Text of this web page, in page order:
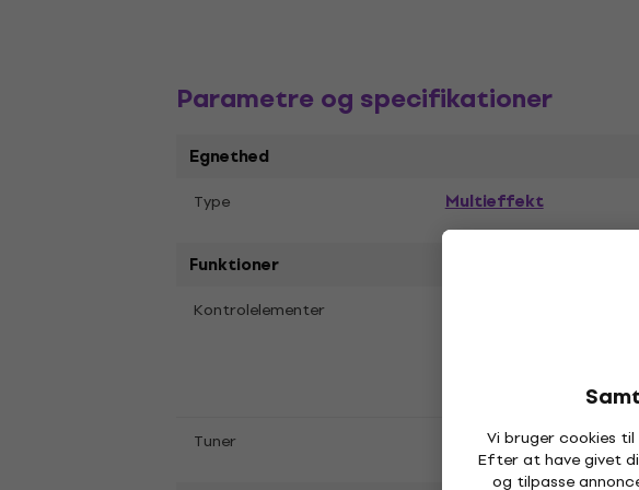
Vi bruger cookies
Efter at have givet
og tilpasse
Parametre og specifikationer
Egnethed
Type Multieffekt
Funktioner
Kontrolelementer
Bite/
Tuner